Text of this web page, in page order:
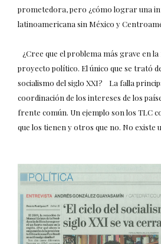
prometedora, pero ¿cómo lograr una
latinoamericana sin México y
¿Cree que el problema más grave en
proyecto político. El único que se trató
socialismo del siglo XXI? La falla
coordinación de los intereses de los
frente común. Un ejemplo son los TLC
que los tienen y otros que no. No existe